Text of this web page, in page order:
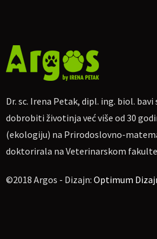
Dr. sc. Irena Petak, dipl. ing. biol.
dobrobiti životinja već više od 30
(ekologiju) na Prirodoslovno-
doktorirala na Veterinarskom
©2018 Argos - Dizajn: Optimum